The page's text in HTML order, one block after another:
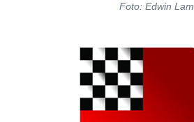
Foto: Edwin Lam